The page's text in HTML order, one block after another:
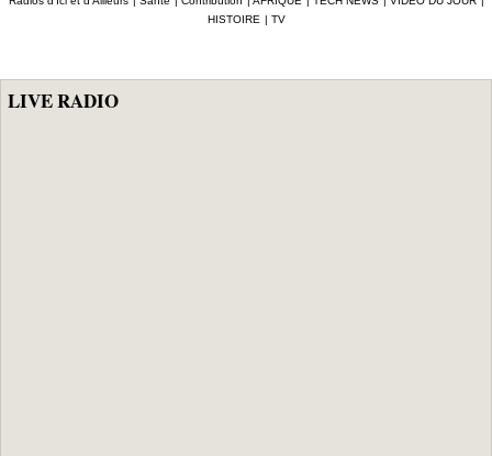
2024 (Interpol)
secteur pétrolier
au Sénégal
interpellent le
HISTOIRE | TV
LIVE RADIO